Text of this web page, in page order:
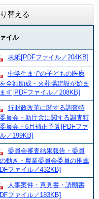
替える
イル
表紙[PDFファイル／204KB]
中学生までの子どもの医療
全額助成・火葬場建設が始ま
す​[PDFファイル／208KB]
​行財政改革に関する調査特
員会・新庁舎に関する調査特
員会・6月補正予算[PDFファ
／199KB]
​委員会審査結果報告・委員
動き・農業委員会委員の推薦
ファイル／432KB]
人事案件・意見書・請願書
ファイル／183KB]